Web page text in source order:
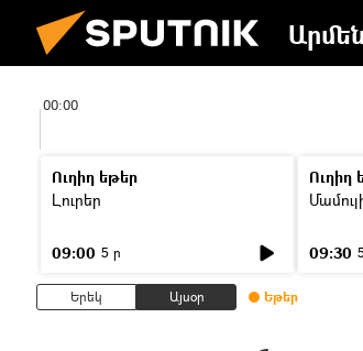
00:00
Ուղիղ եթեր
Լուրեր
09:00 5 ր
Ուղիղ
09:30
Երեկ Այսօր Եթեր